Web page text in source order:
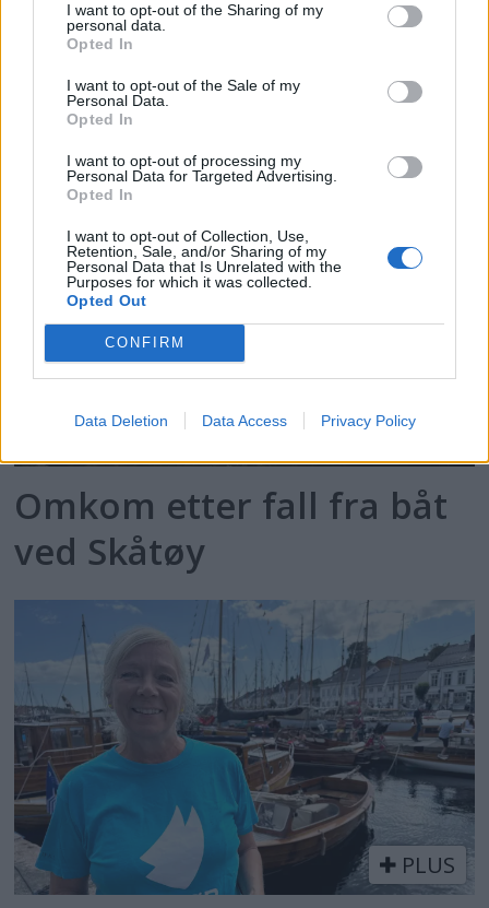
I want to opt-out of the Sharing of my
personal data.
Opted In
I want to opt-out of the Sale of my
Personal Data.
Opted In
I want to opt-out of processing my
Personal Data for Targeted Advertising.
Opted In
I want to opt-out of Collection, Use,
Retention, Sale, and/or Sharing of my
Personal Data that Is Unrelated with the
Purposes for which it was collected.
Opted Out
CONFIRM
Data Deletion Data Access Privacy Policy
Seier for Statsraaden i
Tall Ships Races
Omkom etter fall fra båt
ved Skåtøy
PLUS